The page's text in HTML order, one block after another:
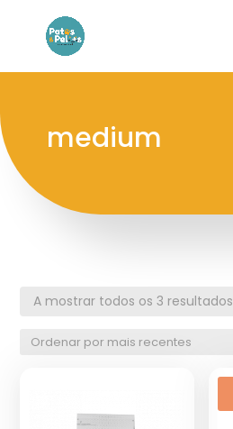
medium
A mostrar todos os 3 resultados